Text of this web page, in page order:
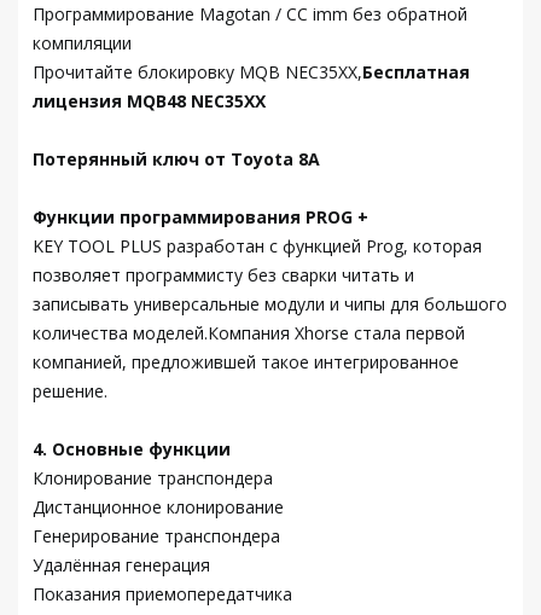
Программирование Magotan / CC imm без обратной
компиляции
Прочитайте блокировку MQB NEC35XX,Бесплатная
лицензия MQB48 NEC35XX
Потерянный ключ от Toyota 8A
Функции программирования PROG +
KEY TOOL PLUS разработан с функцией Prog, которая
позволяет программисту без сварки читать и
записывать универсальные модули и чипы для большого
количества моделей.Компания Xhorse стала первой
компанией, предложившей такое интегрированное
решение.
4. Основные функции
Клонирование транспондера
Дистанционное клонирование
Генерирование транспондера
Удалённая генерация
Показания приемопередатчика